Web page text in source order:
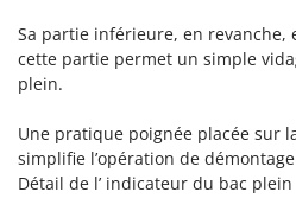
S
S.T.P.
Sbaraglia
Schnitzer
Seven Italy
Sa partie inférieure, en revanche,
cette partie permet un simple
plein.
Une pratique poignée placée sur
simplifie l’opération de
Détail de l’ indicateur du bac plein